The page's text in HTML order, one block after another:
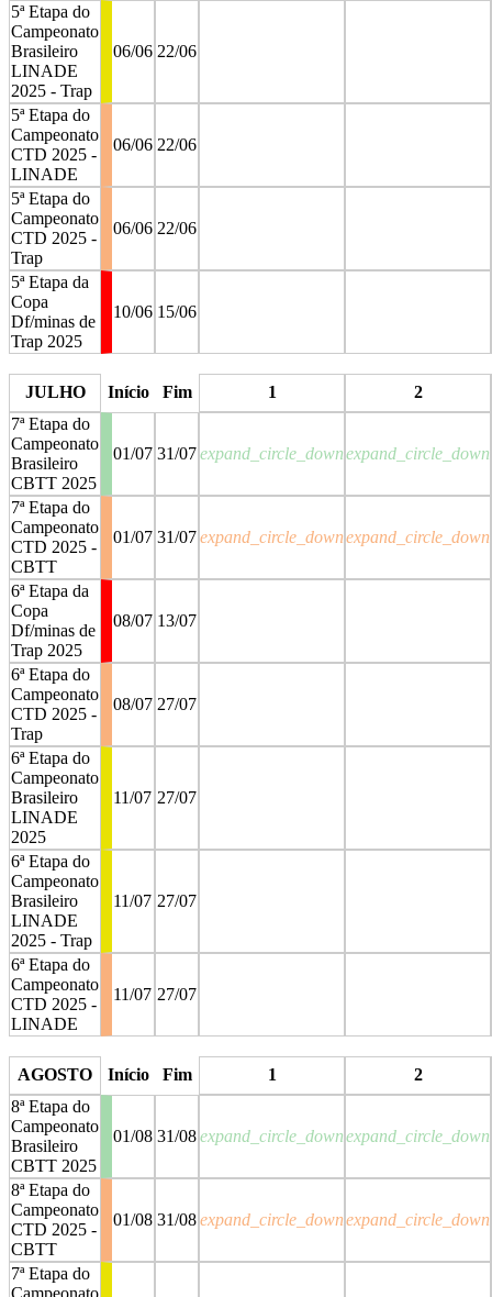
5ª Etapa do
Campeonato
Brasileiro
LINADE
2025 - Trap
06/06 22/06
5ª Etapa do
Campeonato
CTD 2025 -
LINADE
06/06 22/06
5ª Etapa do
Campeonato
CTD 2025 -
Trap
06/06 22/06
5ª Etapa da
Copa
Df/minas de
Trap 2025
10/06 15/06
JULHO
Início Fim 1
2
7ª Etapa do
Campeonato
Brasileiro
CBTT 2025
01/07 31/07expand_circle_downexpand_circle_down
7ª Etapa do
Campeonato
CTD 2025 -
CBTT
01/07 31/07expand_circle_downexpand_circle_down
6ª Etapa da
Copa
Df/minas de
Trap 2025
08/07 13/07
6ª Etapa do
Campeonato
CTD 2025 -
Trap
08/07 27/07
6ª Etapa do
Campeonato
Brasileiro
LINADE
2025
11/07 27/07
6ª Etapa do
Campeonato
Brasileiro
LINADE
2025 - Trap
11/07 27/07
6ª Etapa do
Campeonato
CTD 2025 -
LINADE
11/07 27/07
AGOSTO
Início Fim 1
2
8ª Etapa do
Campeonato
Brasileiro
CBTT 2025
01/08 31/08expand_circle_downexpand_circle_down
8ª Etapa do
Campeonato
CTD 2025 -
CBTT
01/08 31/08expand_circle_downexpand_circle_down
7ª Etapa do
Campeonato